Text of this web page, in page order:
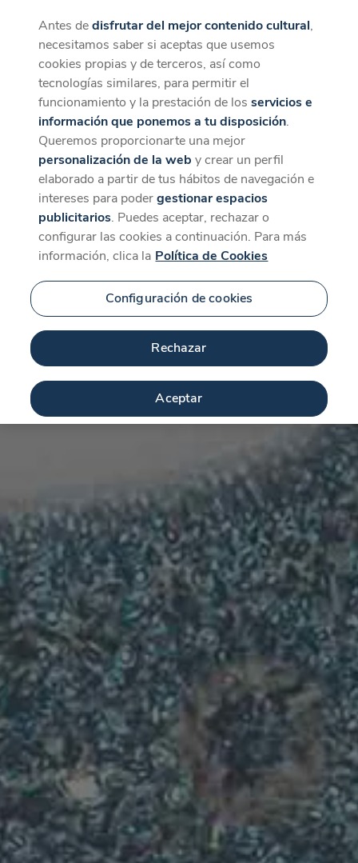
CaixaForum+
La mejor experiencia desde la App
Descargar
Antes dedisfrutar del mejor contenido cultural,
necesitamos saber si aceptas que usemos
cookies propias y de terceros, así como
tecnologías similares, para permitir el
funcionamiento y la prestación de losservicios e
información que ponemos a tu disposición.
Queremos proporcionarte una mejor
personalización de la web y crear un perfil
elaborado a partir de tus hábitos de navegación e
intereses para podergestionar espacios
publicitarios. Puedes aceptar, rechazar o
configurar las cookies a continuación. Para más
información, clica la Política de Cookies
Configuración de cookies
Rechazar
Aceptar